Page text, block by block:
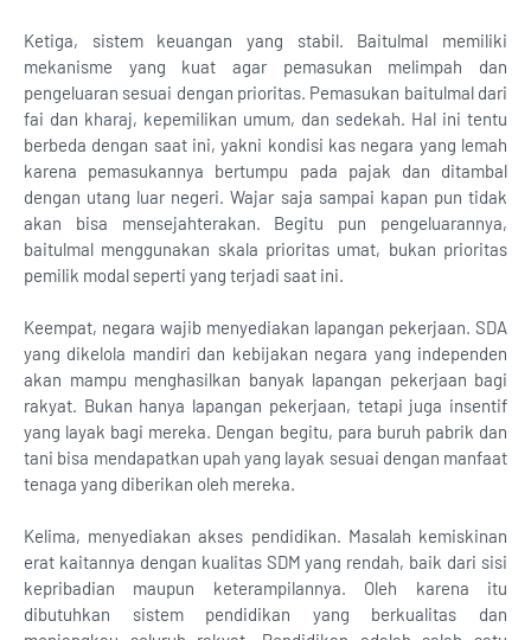
Ketiga, sistem keuangan yang stabil. Baitulmal memiliki
mekanisme yang kuat agar pemasukan melimpah dan
pengeluaran sesuai dengan prioritas. Pemasukan baitulmal dari
fai dan kharaj, kepemilikan umum, dan sedekah. Hal ini tentu
berbeda dengan saat ini, yakni kondisi kas negara yang lemah
karena pemasukannya bertumpu pada pajak dan ditambal
dengan utang luar negeri. Wajar saja sampai kapan pun tidak
akan bisa mensejahterakan. Begitu pun pengeluarannya,
baitulmal menggunakan skala prioritas umat, bukan prioritas
pemilik modal seperti yang terjadi saat ini.
Keempat, negara wajib menyediakan lapangan pekerjaan. SDA
yang dikelola mandiri dan kebijakan negara yang independen
akan mampu menghasilkan banyak lapangan pekerjaan bagi
rakyat. Bukan hanya lapangan pekerjaan, tetapi juga insentif
yang layak bagi mereka. Dengan begitu, para buruh pabrik dan
tani bisa mendapatkan upah yang layak sesuai dengan manfaat
tenaga yang diberikan oleh mereka.
Kelima, menyediakan akses pendidikan. Masalah kemiskinan
erat kaitannya dengan kualitas SDM yang rendah, baik dari sisi
kepribadian maupun keterampilannya. Oleh karena itu
dibutuhkan sistem pendidikan yang berkualitas dan